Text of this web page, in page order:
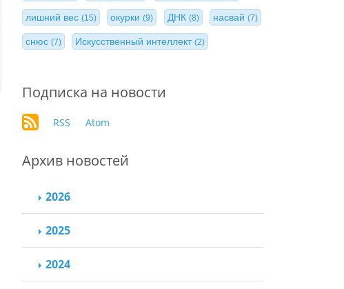
лишний вес (15) окурки(9) ДНК (8) насвай(7)
снюс (7) Искусственный интеллект(2)
Подписка на новости
RSS Atom
Архив новостей
2026
2025
2024